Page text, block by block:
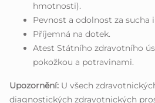
hmotnosti).
Pevnost a odolnost za sucha
Příjemná na dotek.
Atest Státního zdravotního
pokožkou a potravinami.
Upozornění: U všech
diagnostických zdravotnických